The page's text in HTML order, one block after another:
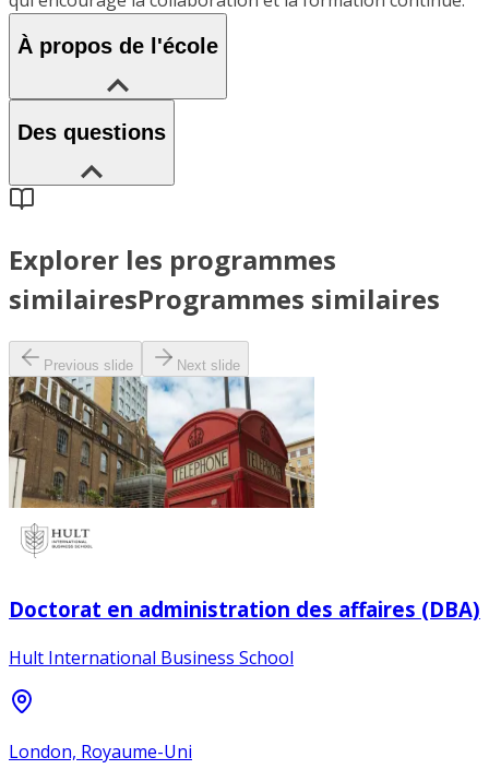
À propos de l'école
Des questions
Explorer les programmes
similairesProgrammes similaires
Previous slide Next slide
Doctorat en administration des affaires (DBA)
Hult International Business School
London, Royaume-Uni